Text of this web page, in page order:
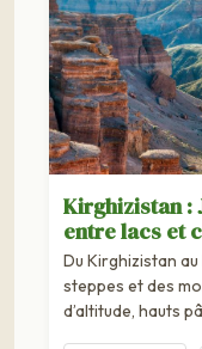
Kirghizistan :
entre lacs et
Du Kirghizistan
steppes et des
d’altitude, hauts